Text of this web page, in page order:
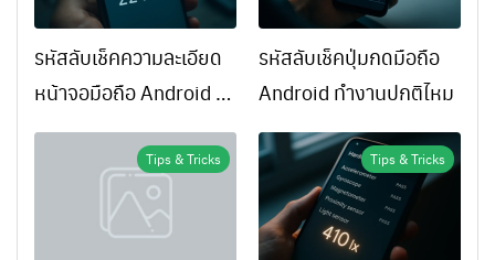
รหัสลับเช็คความละเอียด
หน้าจอมือถือ Android ทำ
ยังไง
รหัสลับเช็คปุ่มกดมือถือ
Android ทำงานปกติไหม
Tips & Tricks Tips & Tricks